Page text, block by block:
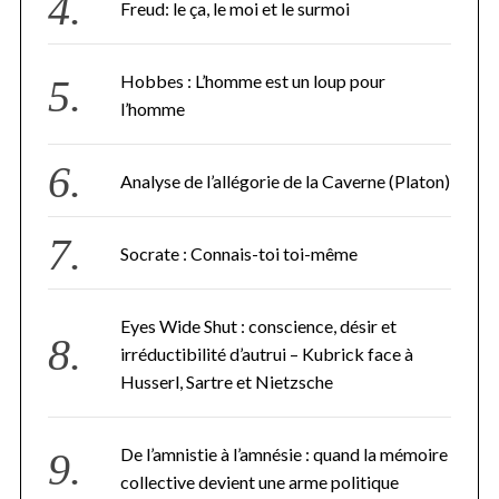
Freud: le ça, le moi et le surmoi
Hobbes : L’homme est un loup pour
l’homme
Analyse de l’allégorie de la Caverne (Platon)
Socrate : Connais-toi toi-même
Eyes Wide Shut : conscience, désir et
irréductibilité d’autrui – Kubrick face à
Husserl, Sartre et Nietzsche
De l’amnistie à l’amnésie : quand la mémoire
collective devient une arme politique